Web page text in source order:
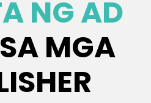
NG AD
MGA